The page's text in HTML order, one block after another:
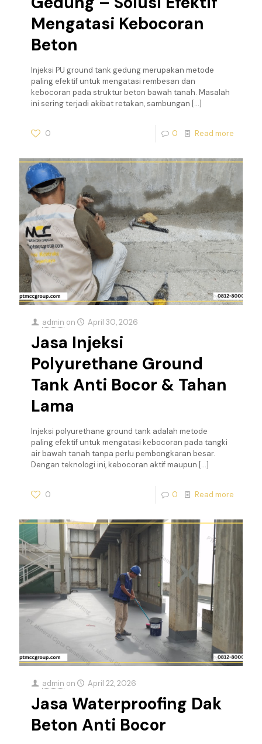
Mengatasi Kebocoran
Beton
Injeksi PU ground tank gedung merupakan metode
paling efektif untuk mengatasi rembesan dan
kebocoran pada struktur beton bawah tanah. Masalah
ini sering terjadi akibat retakan, sambungan […]
0 0 Read more
admin on April 30, 2026
Jasa Injeksi
Polyurethane Ground
Tank Anti Bocor & Tahan
Lama
Injeksi polyurethane ground tank adalah metode
paling efektif untuk mengatasi kebocoran pada tangki
air bawah tanah tanpa perlu pembongkaran besar.
Dengan teknologi ini, kebocoran aktif maupun […]
0 0 Read more
admin on April 22, 2026
Jasa Waterproofing Dak
Beton Anti Bocor